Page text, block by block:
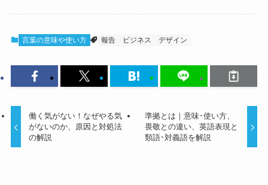
言葉の意味や使い方 報告 ビジネス デザイン
働く気がない！なぜやる気
がないのか、原因と対処法
の解説
準拠とは｜意味･使い方、
畏敬との違い、英語表現と
類語･対義語を解説